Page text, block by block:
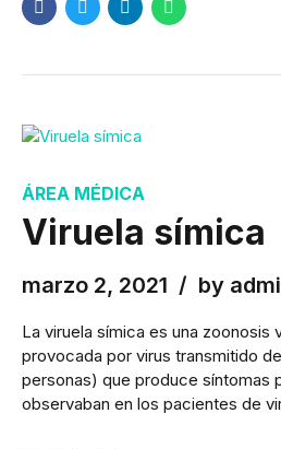
ÁREA MÉDICA
Viruela símica
marzo 2, 2021 by
La viruela símica es una zoonosis
provocada por virus transmitido
personas) que produce síntomas
observaban en los pacientes de